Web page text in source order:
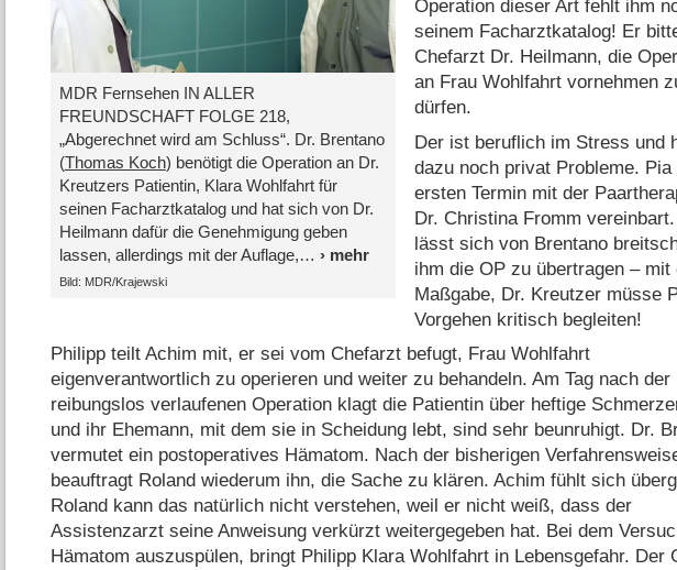
MDR Fernsehen IN ALLER
FREUNDSCHAFT FOLGE 218,
„Abgerechnet wird am Schluss“. Dr. Brentano
(Thomas Koch) benötigt die Operation an Dr.
Kreutzers Patientin, Klara Wohlfahrt für
seinen Facharztkatalog und hat sich von Dr.
Heilmann dafür die Genehmigung geben
lassen, allerdings mit der Auflage,
Bild: MDR/Krajewski
Operation dieser Art fehlt ihm
seinem Facharztkatalog! Er
Chefarzt Dr. Heilmann, die
an Frau Wohlfahrt vornehmen
dürfen.
Der ist beruflich im Stress und
dazu noch privat Probleme. Pia
ersten Termin mit der
Dr. Christina Fromm
lässt sich von Brentano
ihm die OP zu übertragen – mit
Maßgabe, Dr. Kreutzer müsse
Vorgehen kritisch begleiten!
Philipp teilt Achim mit, er sei vom Chefarzt befugt, Frau Wohlfahrt
eigenverantwortlich zu operieren und weiter zu behandeln. Am Tag nach der
reibungslos verlaufenen Operation klagt die Patientin über heftige
und ihr Ehemann, mit dem sie in Scheidung lebt, sind sehr beunruhigt. Dr.
vermutet ein postoperatives Hämatom. Nach der bisherigen
beauftragt Roland wiederum ihn, die Sache zu klären. Achim fühlt sich
Roland kann das natürlich nicht verstehen, weil er nicht weiß, dass der
Assistenzarzt seine Anweisung verkürzt weitergegeben hat. Bei dem
Hämatom auszuspülen, bringt Philipp Klara Wohlfahrt in Lebensgefahr. Der